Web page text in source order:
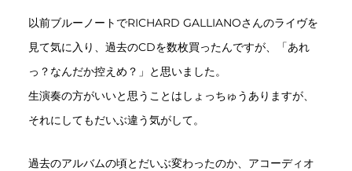
以前ブルーノートでRICHARD GALLIANOさんのライヴを
見て気に入り、過去のCDを数枚買ったんですが、「あれ
っ？なんだか控えめ？」と思いました。
生演奏の方がいいと思うことはしょっちゅうありますが、
それにしてもだいぶ違う気がして。
過去のアルバムの頃とだいぶ変わったのか、アコーディオ